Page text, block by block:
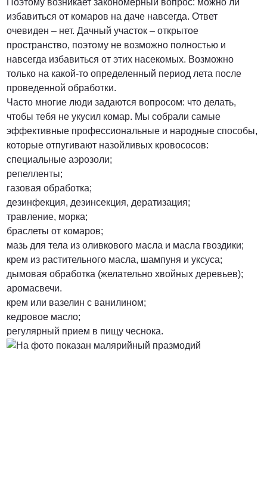
Поэтому возникает закономерный вопрос: можно ли
избавиться от комаров на даче навсегда. Ответ
очевиден – нет. Дачный участок – открытое
пространство, поэтому не возможно полностью и
навсегда избавиться от этих насекомых. Возможно
только на какой-то определенный период лета после
проведенной обработки.
Часто многие люди задаются вопросом: что делать,
чтобы тебя не укусил комар. Мы собрали самые
эффективные профессиональные и народные способы,
которые отпугивают назойливых кровососов:
специальные аэрозоли;
репелленты;
газовая обработка;
дезинфекция, дезинсекция, дератизация;
травление, морка;
браслеты от комаров;
мазь для тела из оливкового масла и масла гвоздики;
крем из растительного масла, шампуня и уксуса;
дымовая обработка (желательно хвойных деревьев);
аромасвечи.
крем или вазелин с ванилином;
кедровое масло;
регулярный прием в пищу чеснока.